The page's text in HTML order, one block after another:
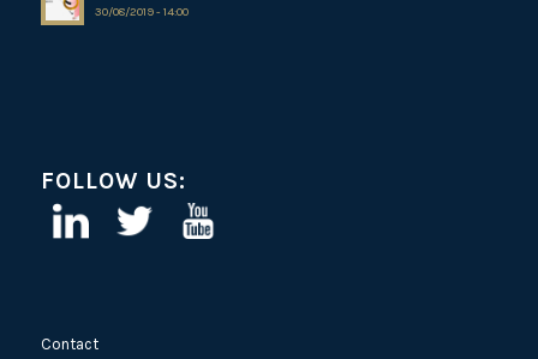
30/08/2019 - 14:00
FOLLOW US:
Contact